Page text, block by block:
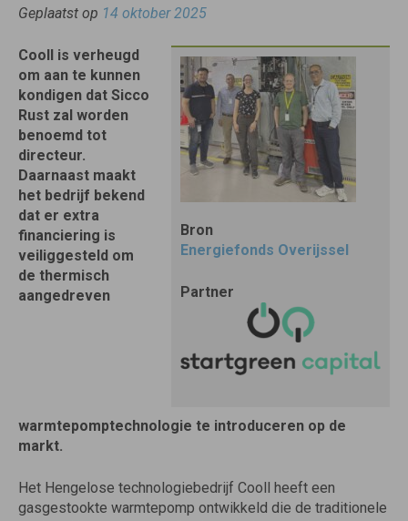
Geplaatst op 14 oktober 2025
Bron
Energiefonds Overijssel
Partner
Cooll is verheugd
om aan te kunnen
kondigen dat Sicco
Rust zal worden
benoemd tot
directeur.
Daarnaast maakt
het bedrijf bekend
dat er extra
financiering is
veiliggesteld om
de thermisch
aangedreven
warmtepomptechnologie te introduceren op de
markt.
Het Hengelose technologiebedrijf Cooll heeft een
gasgestookte warmtepomp ontwikkeld die de traditionele